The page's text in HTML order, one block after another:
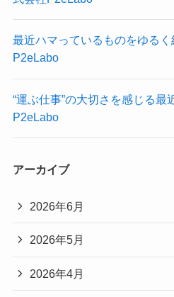
最近ハマっているものをゆる
P2eLabo
“運ぶ仕事”の大切さを感じる
P2eLabo
アーカイブ
2026年6月
2026年5月
2026年4月